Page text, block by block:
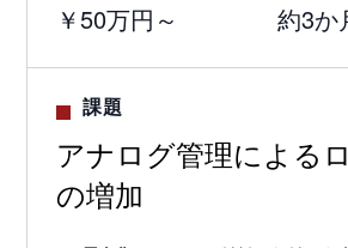
￥50万円～ 約3か
課題
アナログ管理による
の増加